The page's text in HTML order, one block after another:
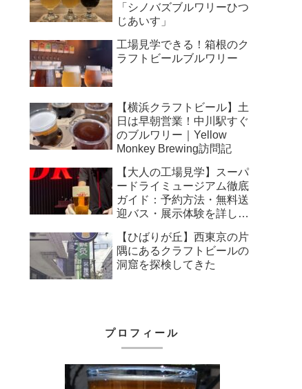
「シノバズブルワリーひつ
じあいす」
工場見学できる！箱根のク
ラフトビールブルワリー
【横浜クラフトビール】土
日は早朝営業！中川駅すぐ
のブルワリー｜Yellow
Monkey Brewing訪問記
【大人の工場見学】スーパ
ードライミュージアム徹底
ガイド：予約方法・無料送
迎バス・展示体験を詳しく
【ひばりが丘】西東京の片
隅にあるクラフトビールの
洞窟を探検してきた
プロフィール